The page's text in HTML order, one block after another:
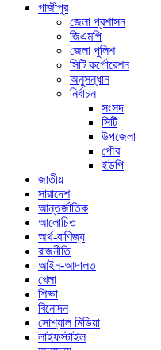
গাজীপুর
জেলা প্রশাসন
জিএমপি
জেলা পুলিশ
সিটি কর্পোরেশন
অনুসন্ধান
নির্বাচন
সংসদ
সিটি
উপজেলা
পৌর
ইউপি
জাতীয়
সারাদেশ
আন্তর্জাতিক
আলোচিত
অর্থ-বাণিজ্য
রাজনীতি
আইন-আদালত
খেলা
শিক্ষা
বিনোদন
সোশ্যাল মিডিয়া
লাইফস্টাইল